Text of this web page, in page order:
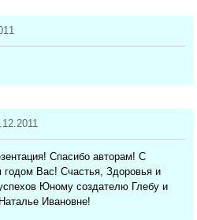
Спасибо авторам! С
Вас! Счастья, Здоровья и
Юному создателю Глебу и
Ивановне!